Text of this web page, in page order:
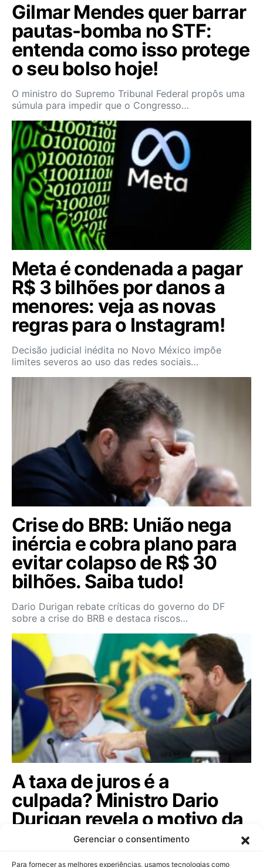
Gerenciar o consentimento
Para fornecer as melhores experiências, usamos tecnologias como
Gilmar Mendes quer barrar
pautas-bomba no STF:
entenda como isso protege
o seu bolso hoje!
O ministro do Supremo Tribunal Federal propôs uma
súmula para impedir que o Congresso…
Meta é condenada a pagar
R$ 3 bilhões por danos a
menores: veja as novas
regras para o Instagram!
Decisão judicial inédita no Novo México impõe
limites severos ao uso das redes sociais…
Crise do BRB: União nega
inércia e cobra plano para
evitar colapso de R$ 30
bilhões. Saiba tudo!
Dario Durigan rebate críticas do governo do DF
sobre a crise do BRB e destaca riscos…
A taxa de juros é a
culpada? Ministro Dario
Durigan revela o motivo da
dívida pública subir; veja!
Ministro da Fazenda afasta rumores sobre controle